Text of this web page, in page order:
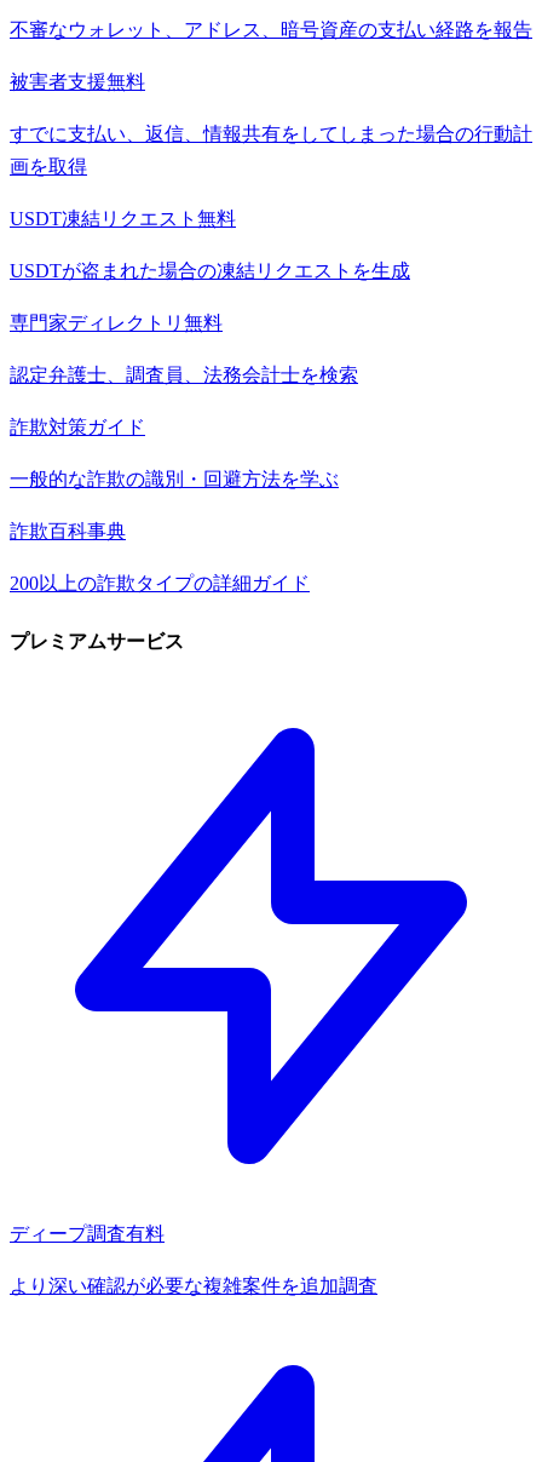
不審なウォレット、アドレス、暗号資産の支払い経路を報告
被害者支援無料
すでに支払い、返信、情報共有をしてしまった場合の行動計
画を取得
USDT凍結リクエスト 無料
USDTが盗まれた場合の凍結リクエストを生成
専門家ディレクトリ 無料
認定弁護士、調査員、法務会計士を検索
詐欺対策ガイド
一般的な詐欺の識別・回避方法を学ぶ
詐欺百科事典
200以上の詐欺タイプの詳細ガイド
プレミアムサービス
ディープ調査有料
より深い確認が必要な複雑案件を追加調査